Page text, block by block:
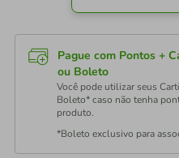
Pague com Pontos +
ou Boleto
Você pode utilizar seus
Boleto* caso não tenha
produto.
*Boleto exclusivo para